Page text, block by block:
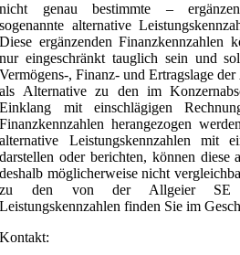
nicht genau bestimmte –
sogenannte alternative
Diese ergänzenden Finanzkennzahlen
nur eingeschränkt tauglich sein und
Vermögens-, Finanz- und Ertragslage
als Alternative zu den im
Einklang mit einschlägigen
Finanzkennzahlen herangezogen
alternative Leistungskennzahlen mit
darstellen oder berichten, können diese
deshalb möglicherweise nicht
zu den von der Allgeier SE
Leistungskennzahlen finden Sie im
Kontakt: